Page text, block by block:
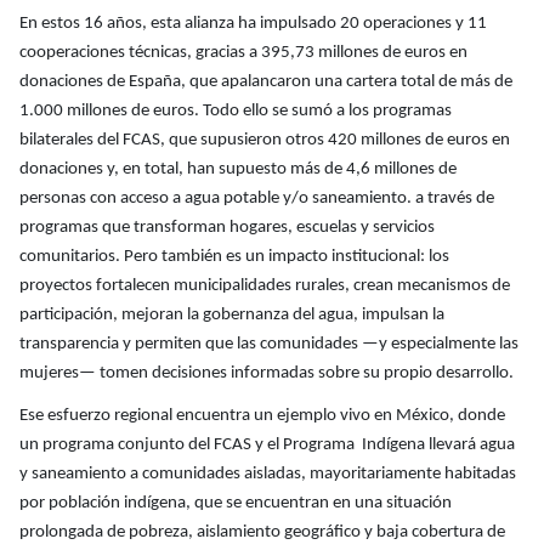
En estos 16 años, esta alianza ha impulsado 20 operaciones y 11
cooperaciones técnicas, gracias a 395,73 millones de euros en
donaciones de España, que apalancaron una cartera total de más de
1.000 millones de euros. Todo ello se sumó a los programas
bilaterales del FCAS, que supusieron otros 420 millones de euros en
donaciones y, en total, han supuesto más de 4,6 millones de
personas con acceso a agua potable y/o saneamiento. a través de
programas que transforman hogares, escuelas y servicios
comunitarios. Pero también es un impacto institucional: los
proyectos fortalecen municipalidades rurales, crean mecanismos de
participación, mejoran la gobernanza del agua, impulsan la
transparencia y permiten que las comunidades —y especialmente las
mujeres— tomen decisiones informadas sobre su propio desarrollo.
Ese esfuerzo regional encuentra un ejemplo vivo en México, donde
un programa conjunto del FCAS y el Programa Indígena llevará agua
y saneamiento a comunidades aisladas, mayoritariamente habitadas
por población indígena, que se encuentran en una situación
prolongada de pobreza, aislamiento geográfico y baja cobertura de